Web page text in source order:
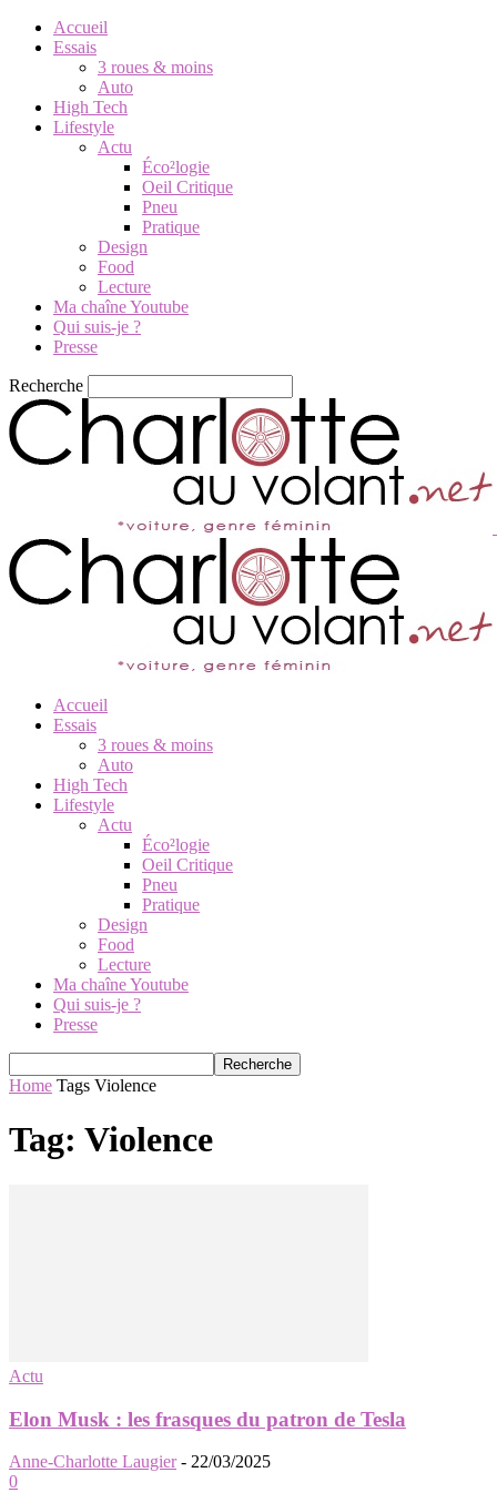
Accueil
Essais
3 roues & moins
Auto
High Tech
Lifestyle
Actu
Éco²logie
Oeil Critique
Pneu
Pratique
Design
Food
Lecture
Ma chaîne Youtube
Qui suis-je ?
Presse
Recherche
Accueil
Essais
3 roues & moins
Auto
High Tech
Lifestyle
Actu
Éco²logie
Oeil Critique
Pneu
Pratique
Design
Food
Lecture
Ma chaîne Youtube
Qui suis-je ?
Presse
Home Tags Violence
Tag: Violence
Actu
Elon Musk : les frasques du patron de Tesla
Anne-Charlotte Laugier - 22/03/2025
0